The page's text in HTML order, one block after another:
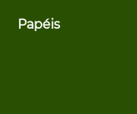
Papéis